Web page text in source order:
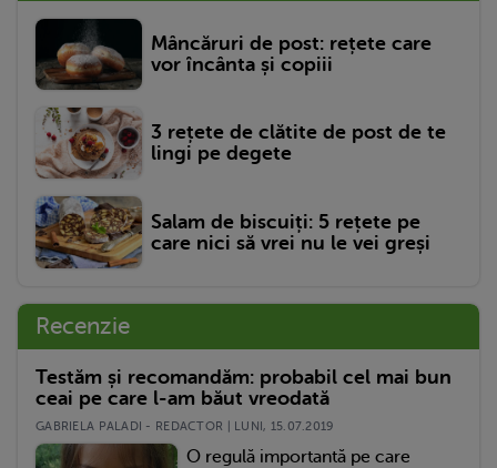
Mâncăruri de post: rețete care
vor încânta și copiii
3 rețete de clătite de post de te
lingi pe degete
Salam de biscuiți: 5 rețete pe
care nici să vrei nu le vei greși
Recenzie
Testăm și recomandăm: probabil cel mai bun
ceai pe care l-am băut vreodată
GABRIELA PALADI - REDACTOR | LUNI, 15.07.2019
O regulă importantă pe care